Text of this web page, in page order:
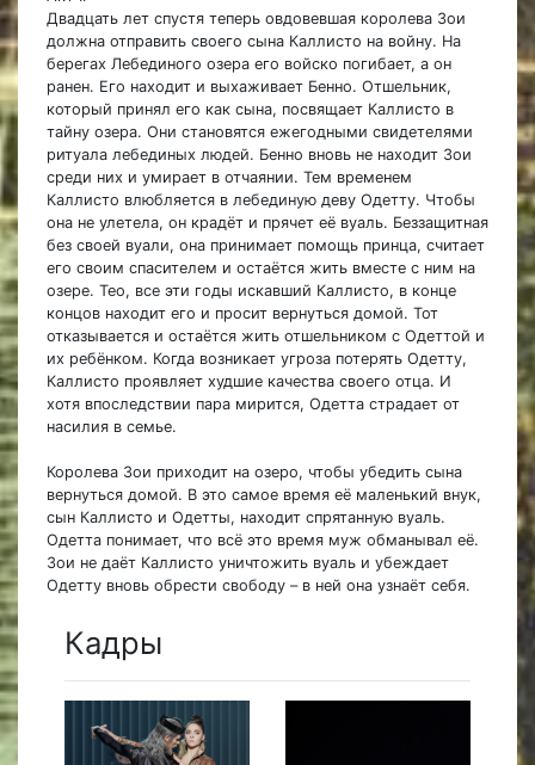
Двадцать лет спустя теперь овдовевшая королева Зои
должна отправить своего сына Каллисто на войну. На
берегах Лебединого озера его войско погибает, а он
ранен. Его находит и выхаживает Бенно. Отшельник,
который принял его как сына, посвящает Каллисто в
тайну озера. Они становятся ежегодными свидетелями
ритуала лебединых людей. Бенно вновь не находит Зои
среди них и умирает в отчаянии. Тем временем
Каллисто влюбляется в лебединую деву Одетту. Чтобы
она не улетела, он крадёт и прячет её вуаль. Беззащитная
без своей вуали, она принимает помощь принца, считает
его своим спасителем и остаётся жить вместе с ним на
озере. Тео, все эти годы искавший Каллисто, в конце
концов находит его и просит вернуться домой. Тот
отказывается и остаётся жить отшельником с Одеттой и
их ребёнком. Когда возникает угроза потерять Одетту,
Каллисто проявляет худшие качества своего отца. И
хотя впоследствии пара мирится, Одетта страдает от
насилия в семье.
Королева Зои приходит на озеро, чтобы убедить сына
вернуться домой. В это самое время её маленький внук,
сын Каллисто и Одетты, находит спрятанную вуаль.
Одетта понимает, что всё это время муж обманывал её.
Зои не даёт Каллисто уничтожить вуаль и убеждает
Одетту вновь обрести свободу – в ней она узнаёт себя.
Кадры